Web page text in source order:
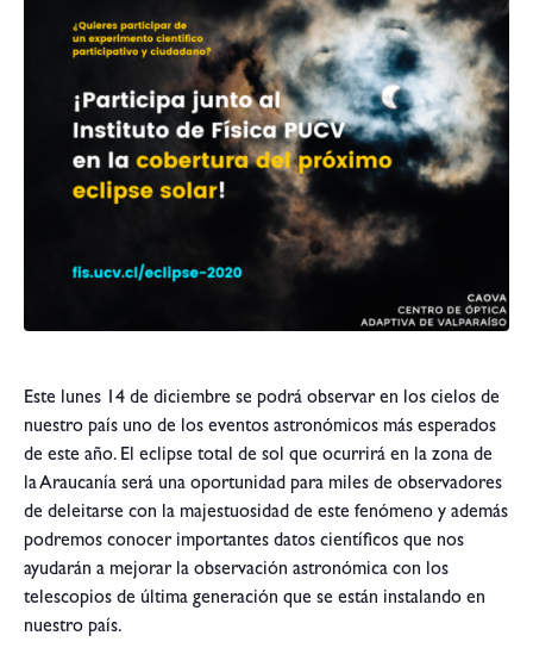
Este lunes 14 de diciembre se podrá observar en los cielos de
nuestro país uno de los eventos astronómicos más esperados
de este año. El eclipse total de sol que ocurrirá en la zona de
la Araucanía será una oportunidad para miles de observadores
de deleitarse con la majestuosidad de este fenómeno y además
podremos conocer importantes datos científicos que nos
ayudarán a mejorar la observación astronómica con los
telescopios de última generación que se están instalando en
nuestro país.